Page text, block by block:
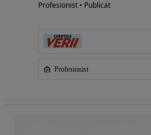
Profesionist • Publicat
Profesionist